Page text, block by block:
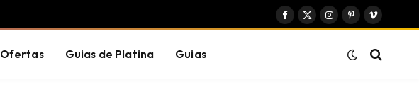
Facebook
X
Instagram
PinterestVimeo
Ofertas Guias de Platina Guias